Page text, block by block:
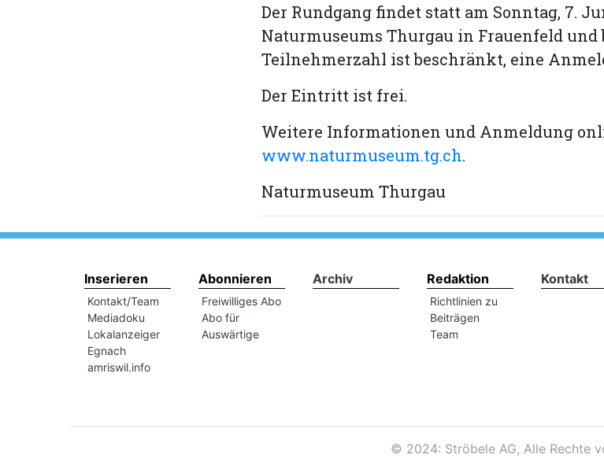
Der Rundgang findet statt am Sonntag, 7.
Naturmuseums Thurgau in Frauenfeld und
Teilnehmerzahl ist beschränkt, eine
Der Eintritt ist frei.
Weitere Informationen und Anmeldung
www.naturmuseum.tg.ch.
Naturmuseum Thurgau
Inserieren
Kontakt/Team
Mediadoku
Lokalanzeiger
Egnach
amriswil.info
Abonnieren
Freiwilliges Abo
Abo für
Auswärtige
Archiv Redaktion
Richtlinien zu
Beiträgen
Team
Kontakt
© 2024: Ströbele AG, Alle Rechte